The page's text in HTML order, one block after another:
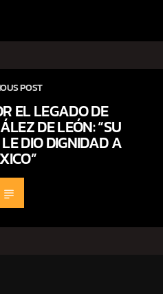
POST
EL LEGADO DE
DE LEÓN: “SU
DIO DIGNIDAD A